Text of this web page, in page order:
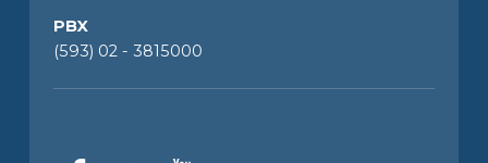
PBX
(593) 02 - 3815000